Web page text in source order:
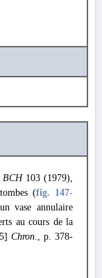
BCH 103 (1979),
(fig. 147-
vase annulaire
au cours de la
Chron., p. 378-